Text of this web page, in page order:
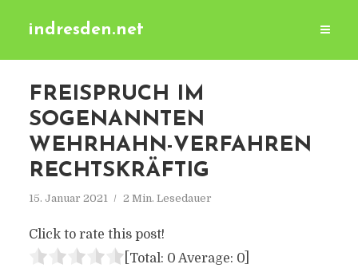
indresden.net
FREISPRUCH IM
SOGENANNTEN
WEHRHAHN-VERFAHREN
RECHTSKRÄFTIG
15. Januar 2021 2 Min. Lesedauer
Click to rate this post!
[Total: 0 Average: 0]